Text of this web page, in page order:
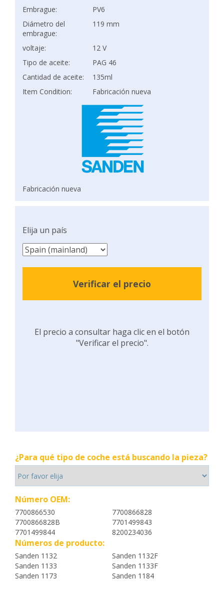
Embrague:
PV6
Diámetro del
embrague:
119 mm
voltaje:
12 V
Tipo de aceite:
PAG 46
Cantidad de aceite:
135ml
Item Condition:
Fabricación nueva
Fabricación nueva
Elija un país
Verificar el precio
El precio a consultar haga clic en el botón
"Verificar el precio".
¿Para qué tipo de coche está buscando la pieza?
Número OEM:
7700866530
7700866828
7700866828B
7701499843
7701499844
8200234036
Números de producto:
Sanden 1132
Sanden 1132F
Sanden 1133
Sanden 1133F
Sanden 1173
Sanden 1184